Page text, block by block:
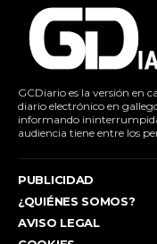
GCDiario es la versión en
diario electrónico en
informando
audiencia tiene entre los
PUBLICIDAD
¿QUIÉNES SOMOS?
AVISO LEGAL